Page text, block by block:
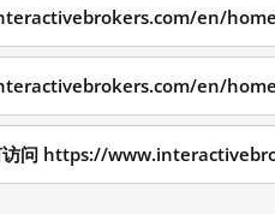
en/
en/
访问 https://